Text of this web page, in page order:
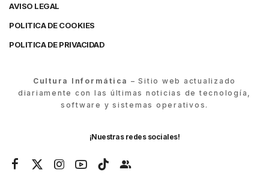
AVISO LEGAL
POLITICA DE COOKIES
POLITICA DE PRIVACIDAD
Cultura Informática – Sitio web actualizado
diariamente con las últimas noticias de tecnología,
software y sistemas operativos.
¡Nuestras redes sociales!